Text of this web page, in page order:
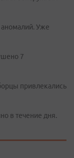
Уже
7
привлекались
в течение дня.